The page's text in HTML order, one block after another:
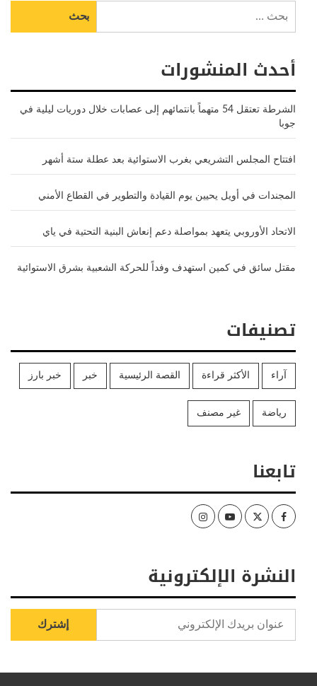
عن:
أحدث المنشورات
الشرطة تعتقل 54 متهماً بانتمائهم إلى عصابات خلال دوريات ليلية في
جوبا
افتتاح المجلس التشريعي بغرب الاستوائية بعد عطلة ستة أشهر
المجندات في أويل يحيين يوم القيادة والتطوير في القطاع الأمني
الاتحاد الأوروبي يتعهد بمواصلة دعم إنعاش البنية التحتية في ياي
مقتل سائق في كمين استهدف وفداً للحركة الشعبية بشرق الاستوائية
تصنيفات
آراء الأكثر قراءة القصة الرئيسية خبر خبر بارز
رياضة غير مصنف
تابعنا
Facebook
Twitter
Youtube
Instagram
النشرة الإلكترونية